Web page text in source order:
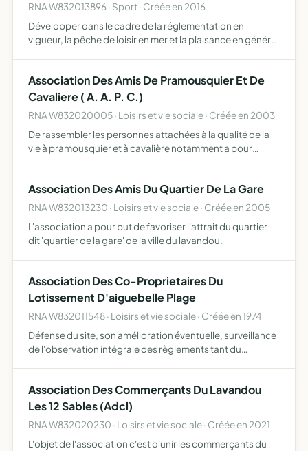
RNA W832013896 · Sport · Créée en 2016
Développer dans le cadre de la réglementation en
vigueur, la pêche de loisir en mer et la plaisance en général
Association Des Amis De Pramousquier Et De
Cavaliere ( A. A. P. C.)
RNA W832020005 · Loisirs et vie sociale · Créée en 2003
De rassembler les personnes attachées à la qualité de la
vie à pramousquier et à cavalière notamment a pour
…
Association Des Amis Du Quartier De La Gare
RNA W832013230 · Loisirs et vie sociale · Créée en 2005
L'association a pour but de favoriser l'attrait du quartier
dit 'quartier de la gare' de la ville du lavandou.
Association Des Co-Proprietaires Du
Lotissement D'aiguebelle Plage
RNA W832011548 · Loisirs et vie sociale · Créée en 1974
Défense du site, son amélioration éventuelle, surveillance
de l'observation intégrale des règlements tant du
Association Des Commerçants Du Lavandou
Les 12 Sables (Adcl)
RNA W832020230 · Loisirs et vie sociale · Créée en 2021
L'objet de l'association c'est d'unir les commerçants du